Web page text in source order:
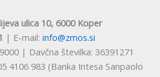
ulica 10, 6000 Koper
| E-mail:info@zmos.si
| Davčna številka: 36391271
4106 983 (Banka Intesa Sanpaolo